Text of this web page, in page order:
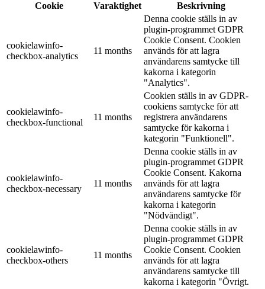
Cookie
Varaktighet Beskrivning
cookielawinfo-
checkbox-analytics
11 months
Denna cookie ställs in av
plugin-programmet GDPR
Cookie Consent. Cookien
används för att lagra
användarens samtycke till
kakorna i kategorin
"Analytics".
cookielawinfo-
checkbox-functional
11 months
Cookien ställs in av GDPR-
cookiens samtycke för att
registrera användarens
samtycke för kakorna i
kategorin "Funktionell".
cookielawinfo-
checkbox-necessary
11 months
Denna cookie ställs in av
plugin-programmet GDPR
Cookie Consent. Kakorna
används för att lagra
användarens samtycke för
kakorna i kategorin
"Nödvändigt".
cookielawinfo-
checkbox-others
11 months
Denna cookie ställs in av
plugin-programmet GDPR
Cookie Consent. Cookien
används för att lagra
användarens samtycke till
kakorna i kategorin "Övrigt.